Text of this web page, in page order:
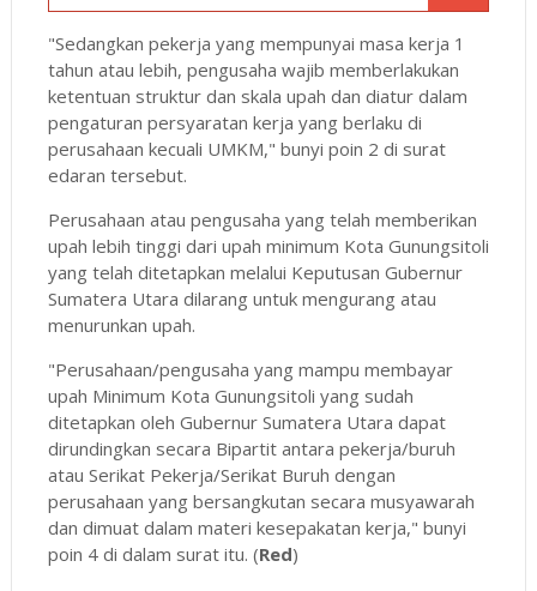
"Sedangkan pekerja yang mempunyai masa kerja 1
tahun atau lebih, pengusaha wajib memberlakukan
ketentuan struktur dan skala upah dan diatur dalam
pengaturan persyaratan kerja yang berlaku di
perusahaan kecuali UMKM," bunyi poin 2 di surat
edaran tersebut.
Perusahaan atau pengusaha yang telah memberikan
upah lebih tinggi dari upah minimum Kota Gunungsitoli
yang telah ditetapkan melalui Keputusan Gubernur
Sumatera Utara dilarang untuk mengurang atau
menurunkan upah.
"Perusahaan/pengusaha yang mampu membayar
upah Minimum Kota Gunungsitoli yang sudah
ditetapkan oleh Gubernur Sumatera Utara dapat
dirundingkan secara Bipartit antara pekerja/buruh
atau Serikat Pekerja/Serikat Buruh dengan
perusahaan yang bersangkutan secara musyawarah
dan dimuat dalam materi kesepakatan kerja," bunyi
poin 4 di dalam surat itu. (Red)